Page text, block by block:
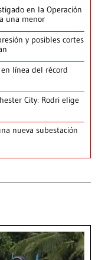
en la Operación
una menor
y posibles cortes
línea del récord
City: Rodri elige
nueva subestación